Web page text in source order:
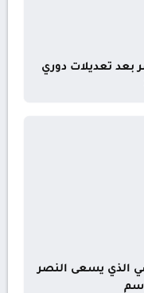
تعديلات دوري
الذي يسعى النصر